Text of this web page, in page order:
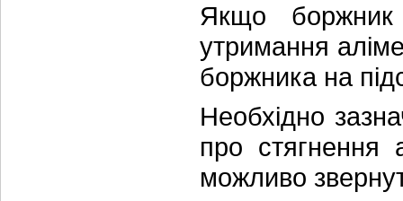
Якщо боржник
утримання
боржника на
Необхідно
про стягнення
можливо